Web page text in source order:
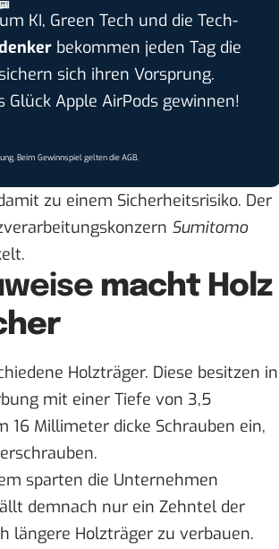
KI, Green Tech und die Tech-
bekommen jeden Tag die
sich ihren Vorsprung.
Apple AirPods gewinnen!
. Beim Gewinnspiel gelten dieAGB.
zu einem Sicherheitsrisiko. Der
Sumitomo
macht Holz
Holzträger. Diese besitzen in
mit einer Tiefe von 3,5
16 Millimeter dicke Schrauben ein,
sparten die Unternehmen
demnach nur ein Zehntel der
längere Holzträger zu verbauen.